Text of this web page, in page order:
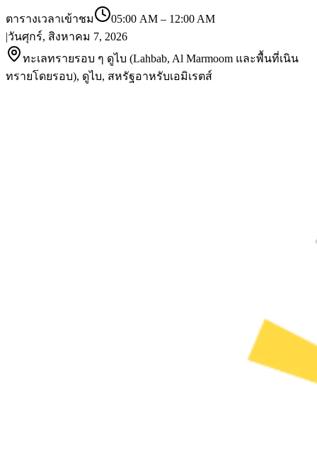
ตารางเวลาเข้าชม 05:00 AM – 12:00 AM
|วันศุกร์, สิงหาคม 7, 2026
ทะเลทรายรอบ ๆ ดูไบ (Lahbab, Al Marmoom และพื้นที่เนิน
ทรายโดยรอบ), ดูไบ, สหรัฐอาหรับเอมิเรตส์